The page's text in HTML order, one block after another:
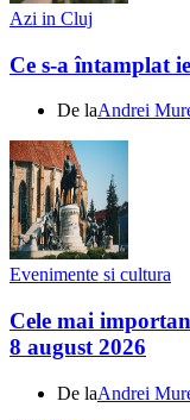
Azi in Cluj
Ce s-a întamplat
De laAndrei
Evenimente si cultura
Cele mai
8 august 2026
De laAndrei